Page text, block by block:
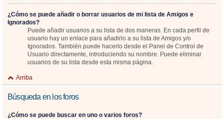
¿Cómo se puede añadir o borrar usuarios de mi lista de Amigos e
Ignorados?
Puede añadir usuarios a su lista de dos maneras. En cada perfil de
usuario hay un enlace para añadirlo a su lista de Amigos y/o
Ignorados. También puede hacerlo desde el Panel de Control de
Usuario directamente, introduciendo su nombre. Puede eliminar
usuarios de su lista desde esta misma página.
Arriba
Búsqueda en los foros
¿Cómo se puede buscar en uno o varios foros?